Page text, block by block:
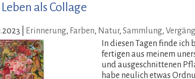
Leben als Collage
Erinnerung, Farben, Natur, Sammlung,
In diesen Tagen finde
fertigen aus meinem
und ausgeschnittenen
habe neulich etwas